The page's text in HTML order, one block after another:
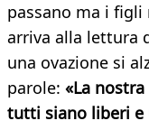
passano ma i figli
arriva alla lettura
una ovazione si
parole: «La
tutti siano liberi e